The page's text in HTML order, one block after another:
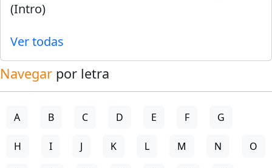
(Intro)
Ver todas
Navegar por letra
A B C D E F G
H I J K L M N O